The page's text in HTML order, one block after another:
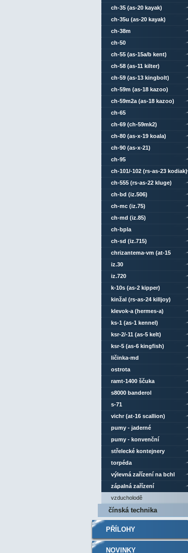
ch-35 (as-20 kayak)
ch-35u (as-20 kayak)
ch-38m
ch-50
ch-55 (as-15a/b kent)
ch-58 (as-11 kilter)
ch-59 (as-13 kingbolt)
ch-59m (as-18 kazoo)
ch-59m2a (as-18 kazoo)
ch-65
ch-69 (ch-59mk2)
ch-80 (as-x-19 koala)
ch-90 (as-x-21)
ch-95
ch-101/-102 (rs-as-23 kodiak)
ch-555 (rs-as-22 kluge)
ch-bd (iz.506)
ch-mc (iz.75)
ch-md (iz.85)
ch-bpla
ch-sd (iz.715)
chrizantema-vm (at-15
springer)
iz.30
iz.720
k-10s (as-2 kipper)
kinžal (rs-as-24 killjoy)
klevok-a (hermes-a)
ks-1 (as-1 kennel)
ksr-2/-11 (as-5 kelt)
ksr-5 (as-6 kingfish)
ličinka-md
ostrota
ramt-1400 ščuka
s8000 banderol
s-71
vichr (at-16 scallion)
pumy - jaderné
pumy - konvenční
střelecké kontejnery
torpéda
výlevná zařízení na bchl
zápalná zařízení
vzducholodě
čínská technika
PŘÍLOHY
NOVINKY